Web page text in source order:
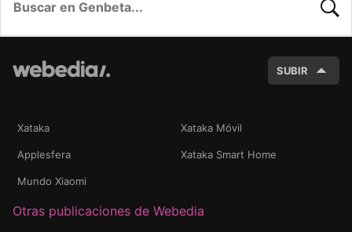
SUBIR
Xataka Xataka Móvil
Applesfera Xataka Smart Home
Mundo Xiaomi
Otras publicaciones de Webedia